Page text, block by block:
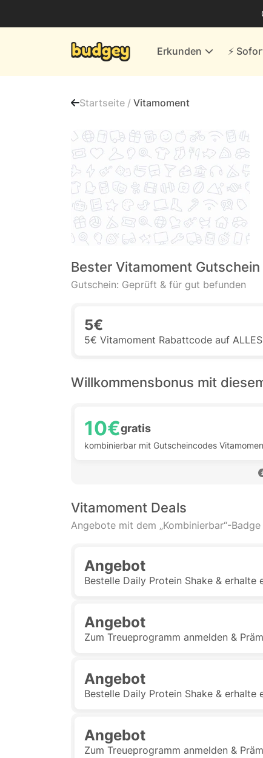
Erkunden ⚡️
Finanzen & Versicherungen
Weiteres
Alle Händler
Startseite / Vitamoment
Bester Vitamoment
Gutschein: Geprüft & für gut befunden
5€
5€ Vitamoment Rabattcode auf
Willkommensbonus mit
10€gratis
kombinierbar mit Gutscheincodes
Vitamoment Deals
Angebote mit dem „Kombinierbar“-
Angebot
Bestelle Daily Protein Shake & erhalte
Angebot
Zum Treueprogramm anmelden &
Angebot
Bestelle Daily Protein Shake & erhalte
Angebot
Zum Treueprogramm anmelden &